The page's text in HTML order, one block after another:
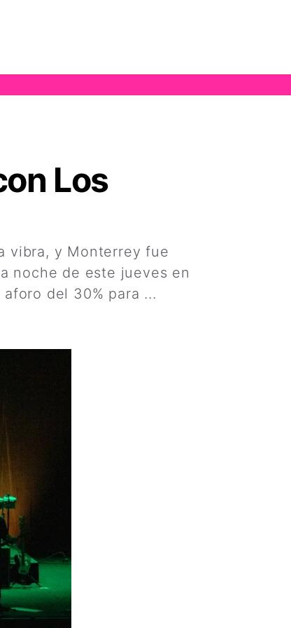
Los
vibra, y Monterrey fue
noche de este jueves en
del 30% para ...